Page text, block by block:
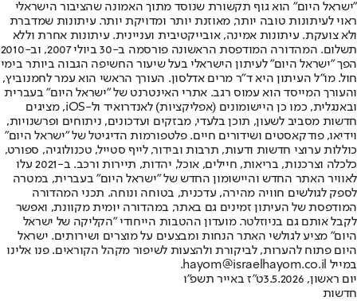
"ישראל היום" הוא גוף תקשורת שנוסד מתוך האמונה שהציבור הישראלי
ראוי לעיתונות טובה יותר, מאוזנת יותר ומדויקת יותר. עיתונות שמדברת
ולא צועקת. עיתונות אמינה, אובייקטיבית ועניינית. עיתונות אחרת וללא
תשלום. המהדורה המודפסת הראשונה פורסמה ב-30 ביולי 2007, וב-2010
הפך "ישראל היום" לעיתון הישראלי בעל שיעור החשיפה הגבוה ביותר בימי
חול. מו"ל העיתון היא ד"ר מרים אדלסון. העורך הראשי הוא עמר לחמנוביץ,
והעורך המייסד הוא עמוס רגב. אתרי האינטרנט של "ישראל היום" בעברית
ובאנגלית, כמו כן היישומונים (אפליקציות) לאנדרואיד ול-iOS, מציגים
חדשות מסביב לשעון, תוכן בלעדי, מבזקים ועדכונים, ניתוחים ופרשנויות,
וידיאו, פודקאסטים ושידורים חיים. פלטפורמות הדיגיטל של "ישראל היום"
כוללות ערוצי חדשות ודעות, תרבות ובידור, לייף סטייל, טכנולוגיה, ספורט,
כלכלה וצרכנות, בריאות, חיילים, אוכל, יהדות, תיירות ורכב. ב-2021 עלו
לאוויר האתר החדש והיישומון החדש של "ישראל היום" בעברית, במטרה
לספק לגולשים חוויה מהירה, עדכנית, בטוחה ונוחה. תכני המהדורה
המודפסת של העיתון זמינים גם באתר, במהדורה יומית מקוונת, ואפשר
לקבל אותם גם בניוזלטר. מועדון ההטבות הייחודי "הקליקה של ישראל
היום" מציע לגולשי האתר הנחות ומבצעים על מוצרים ושירותים. ישראל
היום פתוח להערות, לביקורת ולהצעות לשיפור מקהל הקוראים. פנו אלינו
במייל hayom@israelhayom.co.il.
יום ראשון, 3.5.2026
ט"ז באייר תשפ"ו
חדשות